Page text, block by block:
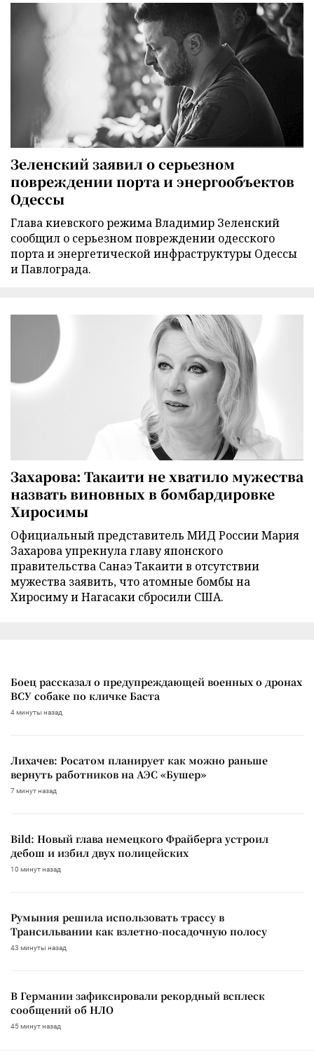
Зеленский заявил о серьезном
повреждении порта и энергообъектов
Одессы
Глава киевского режима Владимир Зеленский
сообщил о серьезном повреждении одесского
порта и энергетической инфраструктуры Одессы
и Павлограда.
Захарова: Такаити не хватило мужества
назвать виновных в бомбардировке
Хиросимы
Официальный представитель МИД России Мария
Захарова упрекнула главу японского
правительства Санаэ Такаити в отсутствии
мужества заявить, что атомные бомбы на
Хиросиму и Нагасаки сбросили США.
Боец рассказал о предупреждающей военных о дронах
ВСУ собаке по кличке Баста
4 минуты назад
Лихачев: Росатом планирует как можно раньше
вернуть работников на АЭС «Бушер»
7 минут назад
Bild: Новый глава немецкого Фрайберга устроил
дебош и избил двух полицейских
10 минут назад
Румыния решила использовать трассу в
Трансильвании как взлетно-посадочную полосу
43 минуты назад
В Германии зафиксировали рекордный всплеск
сообщений об НЛО
45 минут назад